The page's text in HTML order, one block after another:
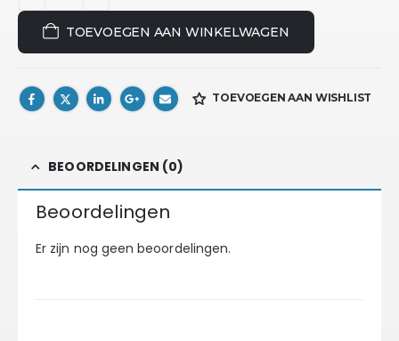
TOEVOEGEN AAN WINKELWAGEN
TOEVOEGEN AAN WISHLIST
BEOORDELINGEN (0)
Beoordelingen
Er zijn nog geen beoordelingen.